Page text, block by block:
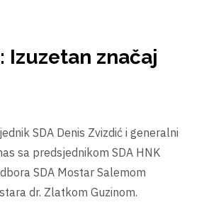
Izuzetan značaj
SDA Denis Zvizdić i generalni
sa predsjednikom SDA HNK
SDA Mostar Salemom
dr. Zlatkom Guzinom.